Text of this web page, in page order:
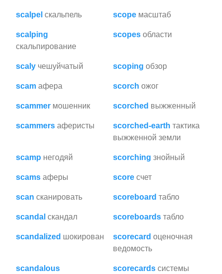
scalpel скальпель scope масштаб
scalping
скальпирование
scopes области
scaly чешуйчатый scoping обзор
scam афера scorch ожог
scammer мошенник scorched выжженный
scammers аферисты scorched-earth тактика
выжженной земли
scamp негодяй scorching знойный
scams аферы score счет
scan сканировать scoreboard табло
scandal скандал scoreboards табло
scandalized шокирован scorecard оценочная
ведомость
scandalous
scorecards системы